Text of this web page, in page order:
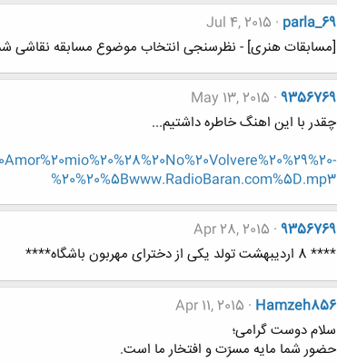
parla_69
Jul 4, 2015
[مسابقات هنری] - نظرسنجی انتخاب موضوع مسابقه نقاشی
9356769
May 13, 2015
چقدر با این اهنگ خاطره داشتیم...
%20%20%5Bwww.RadioBaran.com%5D.mp3
9356769
Apr 28, 2015
**** 8 اردیبهشت تولد یکی از دخترای مهربون باشگاه****
Hamzeh856
Apr 11, 2015
سلام دوست گرامی؛
حضور شما مایه مسرّت و افتخار ما است.